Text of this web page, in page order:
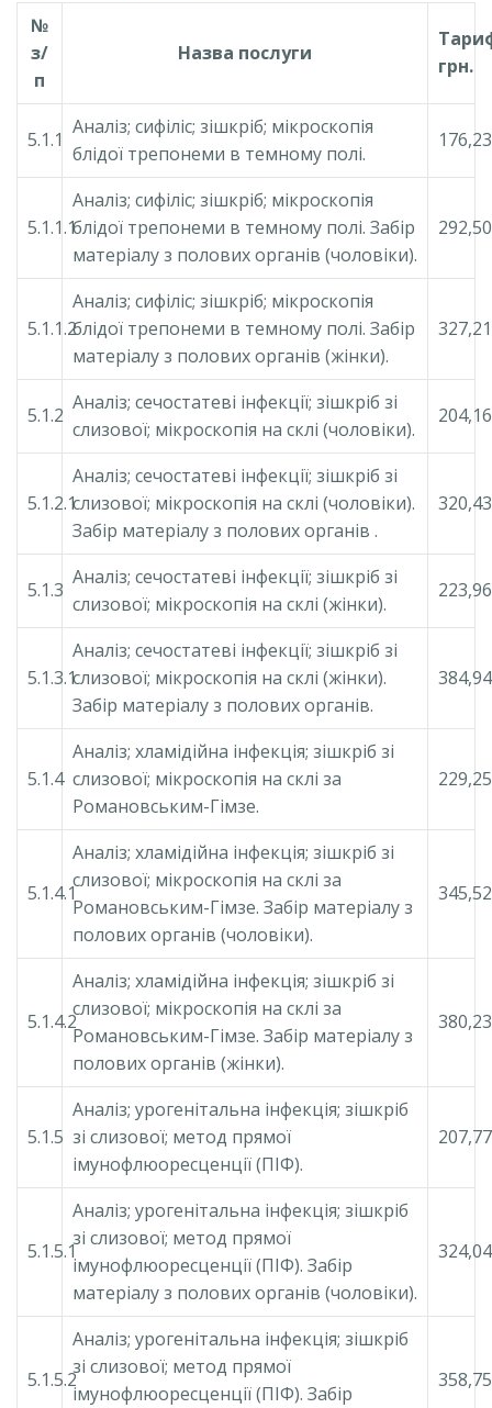
№
з/
п
Назва послуги
грн.
5.1.1
Аналіз; сифіліс; зішкріб; мікроскопія
блідої трепонеми в темному полі.
176,23
5.1.1.1
Аналіз; сифіліс; зішкріб; мікроскопія
блідої трепонеми в темному полі. Забір
матеріалу з полових органів (чоловіки).
292,50
5.1.1.2
Аналіз; сифіліс; зішкріб; мікроскопія
блідої трепонеми в темному полі. Забір
матеріалу з полових органів (жінки).
327,21
5.1.2
Аналіз; сечостатеві інфекції; зішкріб зі
слизової; мікроскопія на склі (чоловіки).
204,16
5.1.2.1
Аналіз; сечостатеві інфекції; зішкріб зі
слизової; мікроскопія на склі (чоловіки).
Забір матеріалу з полових органів .
320,43
5.1.3
Аналіз; сечостатеві інфекції; зішкріб зі
слизової; мікроскопія на склі (жінки).
223,96
5.1.3.1
Аналіз; сечостатеві інфекції; зішкріб зі
слизової; мікроскопія на склі (жінки).
Забір матеріалу з полових органів.
384,94
5.1.4
Аналіз; хламідійна інфекція; зішкріб зі
слизової; мікроскопія на склі за
Романовським-Гімзе.
229,25
5.1.4.1
Аналіз; хламідійна інфекція; зішкріб зі
слизової; мікроскопія на склі за
Романовським-Гімзе. Забір матеріалу з
полових органів (чоловіки).
345,52
5.1.4.2
Аналіз; хламідійна інфекція; зішкріб зі
слизової; мікроскопія на склі за
Романовським-Гімзе. Забір матеріалу з
полових органів (жінки).
380,23
5.1.5
Аналіз; урогенітальна інфекція; зішкріб
зі слизової; метод прямої
імунофлюоресценції (ПІФ).
207,77
5.1.5.1
Аналіз; урогенітальна інфекція; зішкріб
зі слизової; метод прямої
імунофлюоресценції (ПІФ). Забір
матеріалу з полових органів (чоловіки).
324,04
5.1.5.2
Аналіз; урогенітальна інфекція; зішкріб
зі слизової; метод прямої
імунофлюоресценції (ПІФ). Забір
358,75